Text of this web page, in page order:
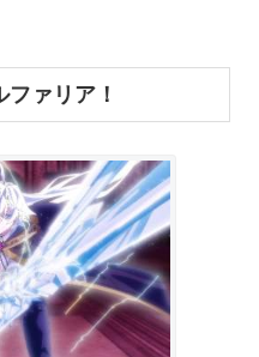
ァリア！